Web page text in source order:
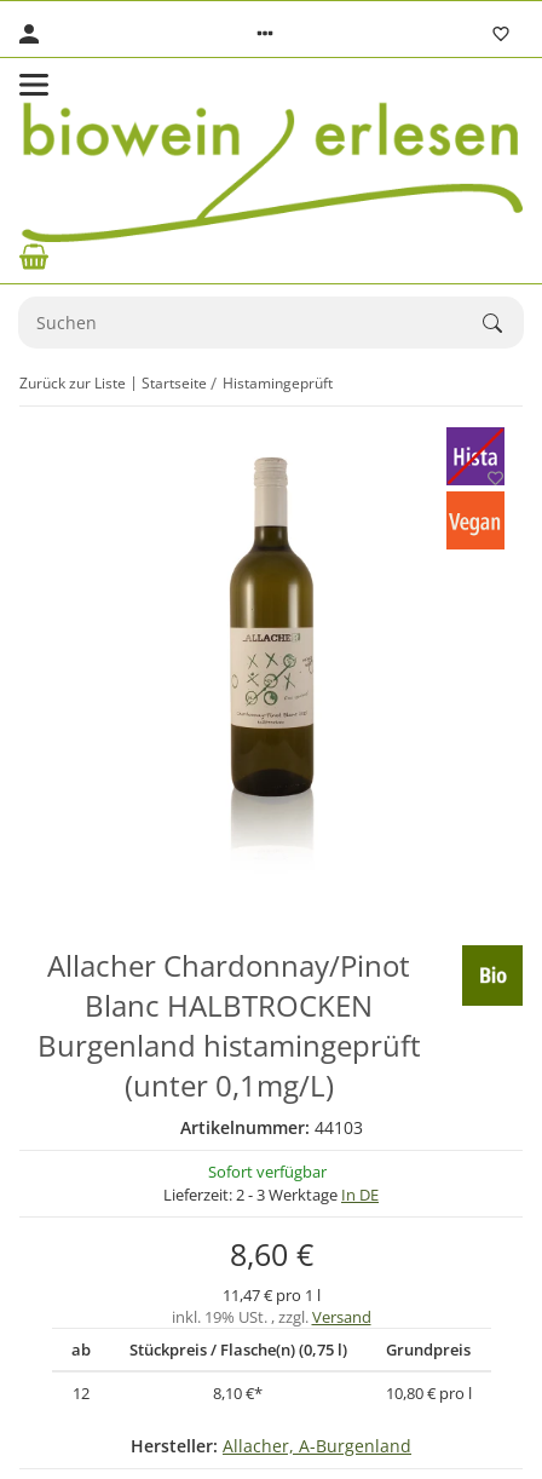
Zurück zur Liste Startseite Histamingeprüft
Allacher Chardonnay/Pinot
Blanc HALBTROCKEN
Burgenland histamingeprüft
(unter 0,1mg/L)
Artikelnummer: 44103
Sofort verfügbar
Lieferzeit:2 - 3 Werktage In DE
8,60 €
11,47 € pro 1 l
inkl. 19% USt. , zzgl.Versand
ab
Stückpreis / Flasche(n) (0,75 l)
Grundpreis
12
8,10 €* 10,80 € pro l
Hersteller: Allacher, A-Burgenland